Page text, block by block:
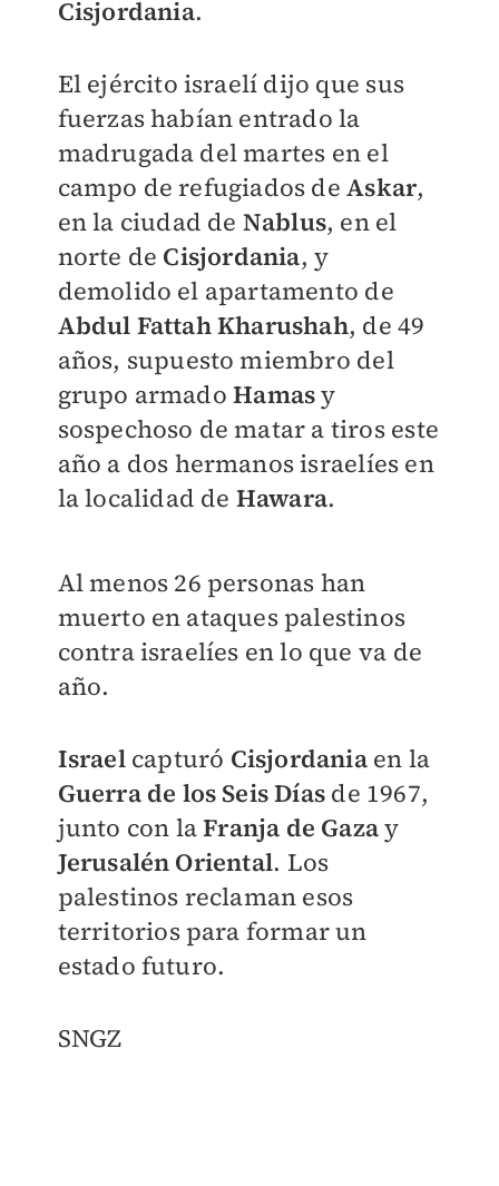
Cisjordania.
El ejército israelí dijo que sus
fuerzas habían entrado la
madrugada del martes en el
campo de refugiados deAskar,
en la ciudad de Nablus, en el
norte de Cisjordania, y
demolido el apartamento de
Abdul Fattah Kharushah, de 49
años, supuesto miembro del
grupo armadoHamasy
sospechoso de matar a tiros este
año a dos hermanos israelíes en
la localidad de Hawara.
Al menos 26 personas han
muerto en ataques palestinos
contra israelíes en lo que va de
año.
Israelcapturó Cisjordania en la
Guerra de los Seis Días de 1967,
junto con laFranja de Gazay
Jerusalén Oriental. Los
palestinos reclaman esos
territorios para formar un
estado futuro.
SNGZ